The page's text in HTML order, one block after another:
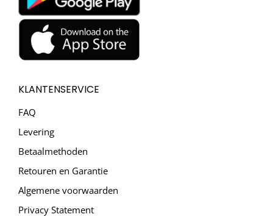
KLANTENSERVICE
FAQ
Levering
Betaalmethoden
Retouren en Garantie
Algemene voorwaarden
Privacy Statement